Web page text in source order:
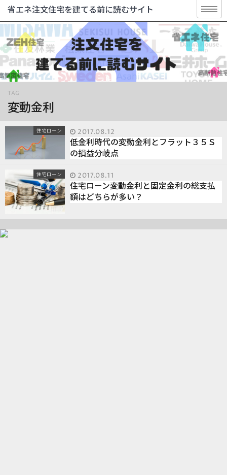
省エネ注文住宅を建てる前に読むサイト
TAG
変動金利
住宅ローン 2017.08.12
低金利時代の変動金利とフラット３５Ｓ
の損益分岐点
住宅ローン 2017.08.11
住宅ローン変動金利と固定金利の総支払
額はどちらが多い？